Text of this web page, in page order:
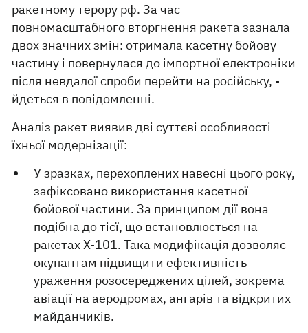
ракетному терору рф. За час
повномасштабного вторгнення ракета зазнала
двох значних змін: отримала касетну бойову
частину і повернулася до імпортної електроніки
після невдалої спроби перейти на російську, -
йдеться в повідомленні.
Аналіз ракет виявив дві суттєві особливості
їхньої модернізації:
У зразках, перехоплених навесні цього року,
зафіксовано використання касетної
бойової частини. За принципом дії вона
подібна до тієї, що встановлюється на
ракетах Х-101. Така модифікація дозволяє
окупантам підвищити ефективність
ураження розосереджених цілей, зокрема
авіації на аеродромах, ангарів та відкритих
майданчиків.